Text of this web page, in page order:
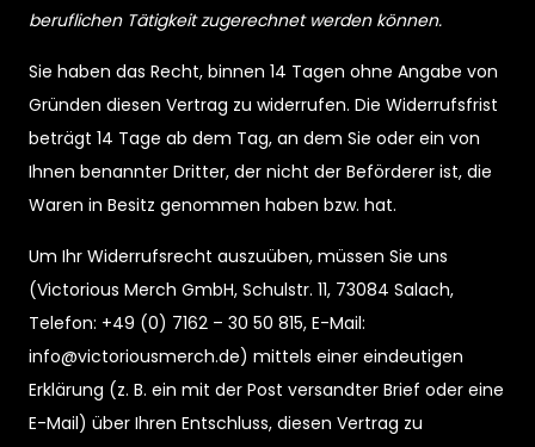
beruflichen Tätigkeit zugerechnet werden können.
Sie haben das Recht, binnen 14 Tagen ohne Angabe von
Gründen diesen Vertrag zu widerrufen. Die Widerrufsfrist
beträgt 14 Tage ab dem Tag, an dem Sie oder ein von
Ihnen benannter Dritter, der nicht der Beförderer ist, die
Waren in Besitz genommen haben bzw. hat.
Um Ihr Widerrufsrecht auszuüben, müssen Sie uns
(Victorious Merch GmbH, Schulstr. 11, 73084 Salach,
Telefon: +49 (0) 7162 – 30 50 815, E-Mail:
info@victoriousmerch.de) mittels einer eindeutigen
Erklärung (z. B. ein mit der Post versandter Brief oder eine
E-Mail) über Ihren Entschluss, diesen Vertrag zu